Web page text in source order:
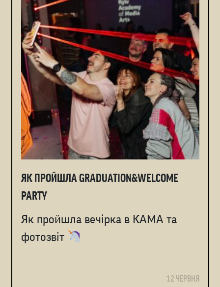
ЯК ПРОЙШЛА GRADUATION&WELCOME
PARTY
Як пройшла вечірка в КАМА та
фотозвіт
12 ЧЕРВНЯ